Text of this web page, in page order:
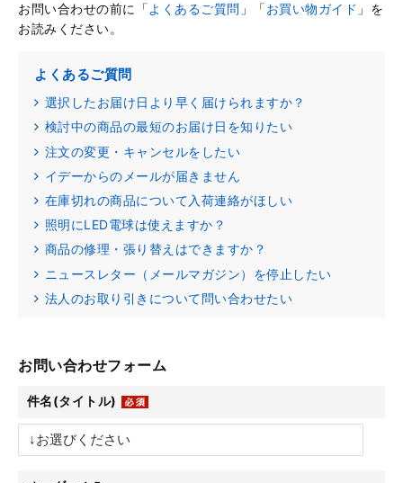
お問い合わせの前に「よくあるご質問 」「お買い物ガイド 」を
お読みください。
よくあるご質問
選択したお届け日より早く届けられますか？
検討中の商品の最短のお届け日を知りたい
注文の変更・キャンセルをしたい
イデーからのメールが届きません
在庫切れの商品について入荷連絡がほしい
照明にLED電球は使えますか？
商品の修理・張り替えはできますか？
ニュースレター（メールマガジン）を停止したい
法人のお取り引きについて問い合わせたい
お問い合わせフォーム
件名(タイトル)